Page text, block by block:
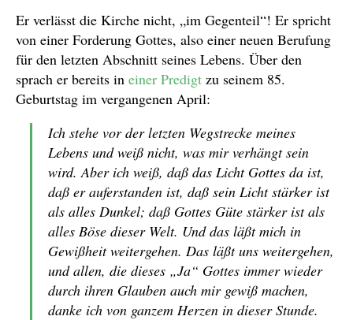
Er verlässt die Kirche nicht, „im Gegenteil“! Er spricht
von einer Forderung Gottes, also einer neuen Berufung
für den letzten Abschnitt seines Lebens. Über den
sprach er bereits in einer Predigt zu seinem 85.
Geburtstag im vergangenen April:
Ich stehe vor der letzten Wegstrecke meines
Lebens und weiß nicht, was mir verhängt sein
wird. Aber ich weiß, daß das Licht Gottes da ist,
daß er auferstanden ist, daß sein Licht stärker ist
als alles Dunkel; daß Gottes Güte stärker ist als
alles Böse dieser Welt. Und das läßt mich in
Gewißheit weitergehen. Das läßt uns weitergehen,
und allen, die dieses „Ja“ Gottes immer wieder
durch ihren Glauben auch mir gewiß machen,
danke ich von ganzem Herzen in dieser Stunde.